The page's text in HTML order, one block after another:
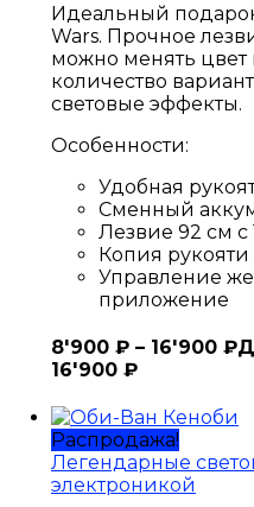
Идеальный
Wars. Прочное
можно менять цвет
количество
световые эффекты.
Особенности:
Удобная
Сменный
Лезвие 92 см
Копия
Управление
приложение
8'900 ₽ – 16'900 ₽
16'900 ₽
Распродажа!
Легендарные
электроникой